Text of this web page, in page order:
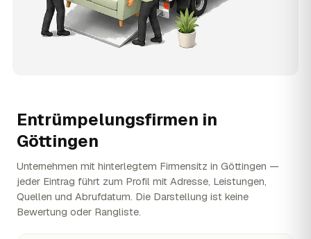
Entrümpelungsfirmen in
Göttingen
Unternehmen mit hinterlegtem Firmensitz in Göttingen —
jeder Eintrag führt zum Profil mit Adresse, Leistungen,
Quellen und Abrufdatum. Die Darstellung ist keine
Bewertung oder Rangliste.